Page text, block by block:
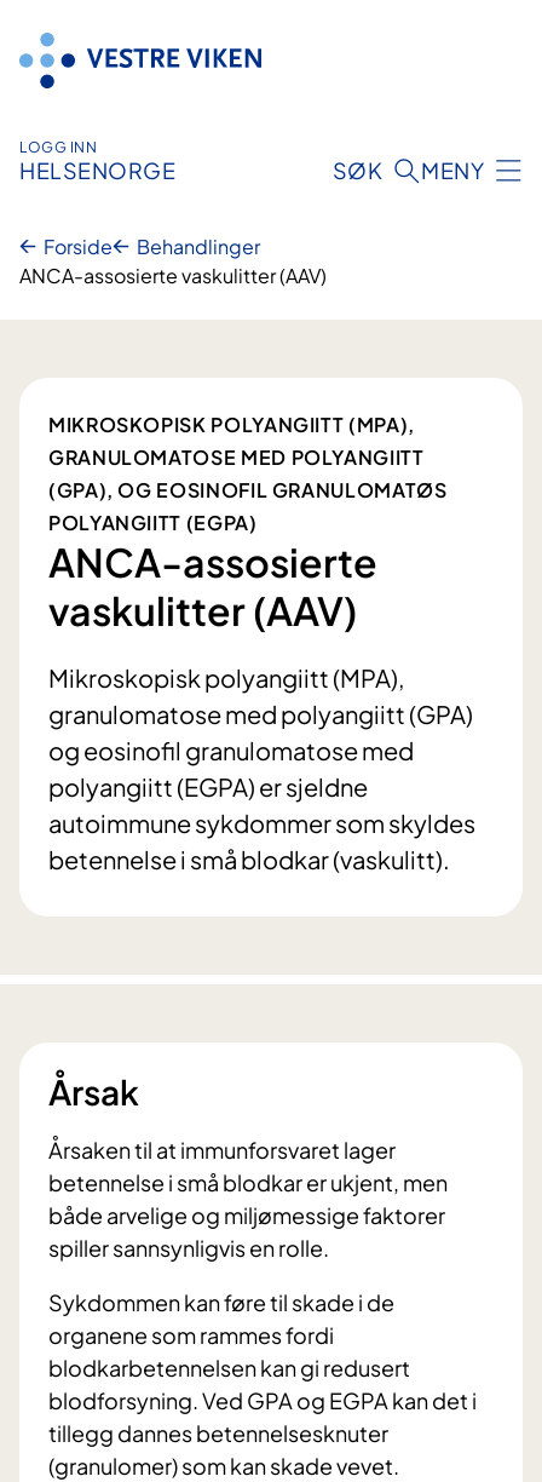
innhold
LOGG INN
HELSENORGE SØK MENY
Forside
Behandlinger
ANCA-assosierte vaskulitter (AAV)
MIKROSKOPISK POLYANGIITT (MPA),
GRANULOMATOSE MED POLYANGIITT
(GPA), OG EOSINOFIL GRANULOMATØS
POLYANGIITT (EGPA)
ANCA-assosierte
vaskulitter (AAV)
Mikroskopisk polyangiitt (MPA),
granulomatose med polyangiitt (GPA)
og eosinofil granulomatose med
polyangiitt (EGPA) er sjeldne
autoimmune sykdommer som skyldes
betennelse i små blodkar (vaskulitt).
Årsak
Årsaken til at immunforsvaret lager
betennelse i små blodkar er ukjent, men
både arvelige og miljømessige faktorer
spiller sannsynligvis en rolle.
Sykdommen kan føre til skade i de
organene som rammes fordi
blodkarbetennelsen kan gi redusert
blodforsyning. Ved GPA og EGPA kan det i
tillegg dannes betennelsesknuter
(granulomer) som kan skade vevet.